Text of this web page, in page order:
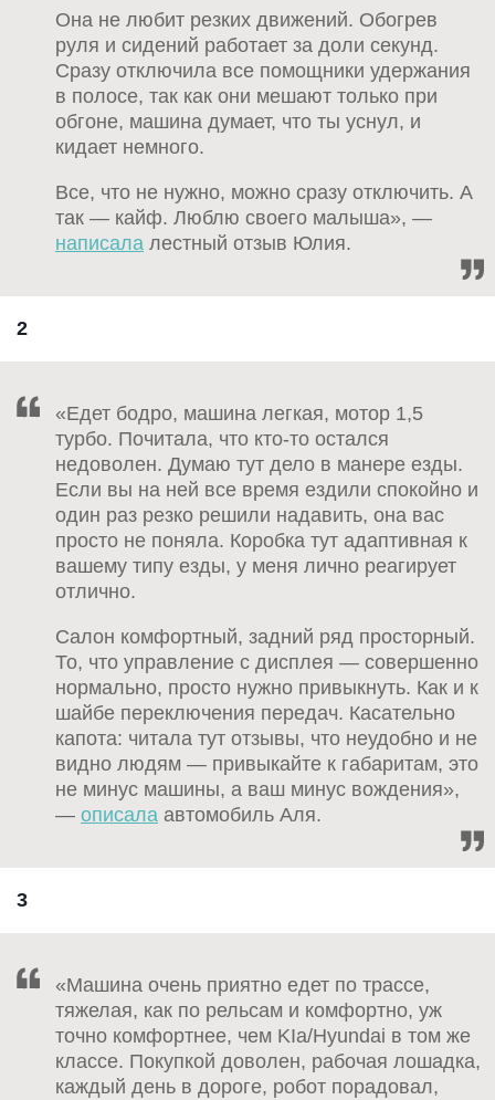
Она не любит резких движений. Обогрев
руля и сидений работает за доли секунд.
Сразу отключила все помощники удержания
в полосе, так как они мешают только при
обгоне, машина думает, что ты уснул, и
кидает немного.
Все, что не нужно, можно сразу отключить. А
так — кайф. Люблю своего малыша», —
написала лестный отзыв Юлия.
2
«Едет бодро, машина легкая, мотор 1,5
турбо. Почитала, что кто-то остался
недоволен. Думаю тут дело в манере езды.
Если вы на ней все время ездили спокойно и
один раз резко решили надавить, она вас
просто не поняла. Коробка тут адаптивная к
вашему типу езды, у меня лично реагирует
отлично.
Салон комфортный, задний ряд просторный.
То, что управление с дисплея — совершенно
нормально, просто нужно привыкнуть. Как и к
шайбе переключения передач. Касательно
капота: читала тут отзывы, что неудобно и не
видно людям — привыкайте к габаритам, это
не минус машины, а ваш минус вождения»,
— описала автомобиль Аля.
3
«Машина очень приятно едет по трассе,
тяжелая, как по рельсам и комфортно, уж
точно комфортнее, чем KIa/Hyundai в том же
классе. Покупкой доволен, рабочая лошадка,
каждый день в дороге, робот порадовал,